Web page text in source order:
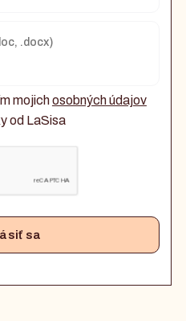
.docx)
mojichosobných údajov
od LaSisa